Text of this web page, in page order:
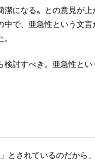
潔になる〟との意見が上
中で、亜急性という文言
検討すべき。亜急性とい
とされているのだから